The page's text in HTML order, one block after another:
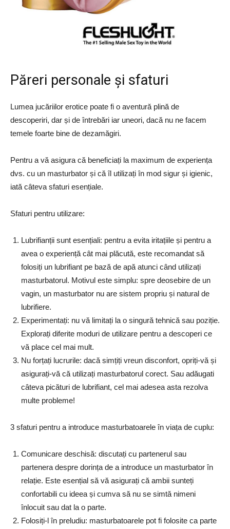
Păreri personale și sfaturi
Lumea jucăriilor erotice poate fi o aventură plină de
descoperiri, dar și de întrebări iar uneori, dacă nu ne facem
temele foarte bine de dezamăgiri.
Pentru a vă asigura că beneficiați la maximum de experiența
dvs. cu un masturbator și că îl utilizați în mod sigur și igienic,
iată câteva sfaturi esențiale.
Sfaturi pentru utilizare:
Lubrifianții sunt esențiali: pentru a evita iritațiile și pentru a
avea o experiență cât mai plăcută, este recomandat să
folosiți un lubrifiant pe bază de apă atunci când utilizați
masturbatorul. Motivul este simplu: spre deosebire de un
vagin, un masturbator nu are sistem propriu și natural de
lubrifiere.
Experimentați: nu vă limitați la o singură tehnică sau poziție.
Explorați diferite moduri de utilizare pentru a descoperi ce
vă place cel mai mult.
Nu forțați lucrurile: dacă simțiți vreun disconfort, opriți-vă și
asigurați-vă că utilizați masturbatorul corect. Sau adăugati
câteva picături de lubrifiant, cel mai adesea asta rezolva
multe probleme!
3 sfaturi pentru a introduce masturbatoarele în viața de cuplu:
Comunicare deschisă: discutați cu partenerul sau
partenera despre dorința de a introduce un masturbator în
relație. Este esențial să vă asigurați că ambii sunteți
confortabili cu ideea și cumva să nu se simtă nimeni
înlocuit sau dat la o parte.
Folosiți-l în preludiu: masturbatoarele pot fi folosite ca parte